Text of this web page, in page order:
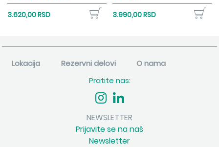
3.620,00 RSD 3.990,00 RSD
Lokacija Rezervni delovi
O nama
Pratite nas:
NEWSLETTER
Prijavite se na naš
Newsletter